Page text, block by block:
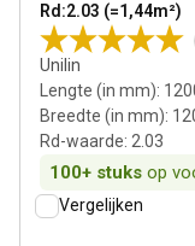
Rd:2.03 (=1,44m²)
Unilin
Lengte (in mm):
Breedte (in mm):
Rd-waarde: 2.03
100+ stuks op
Vergelijken